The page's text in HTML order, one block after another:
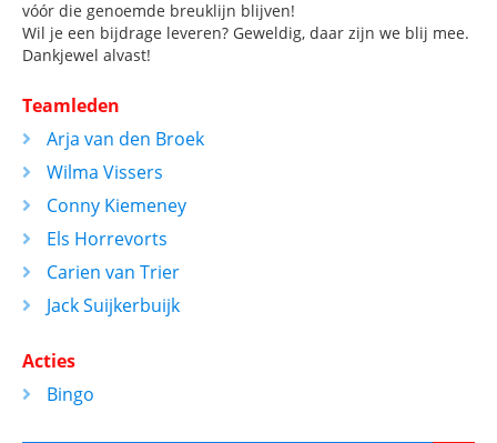
vóór die genoemde breuklijn blijven!
Wil je een bijdrage leveren? Geweldig, daar zijn we blij mee.
Dankjewel alvast!
Teamleden
Arja van den Broek
Wilma Vissers
Conny Kiemeney
Els Horrevorts
Carien van Trier
Jack Suijkerbuijk
Acties
Bingo